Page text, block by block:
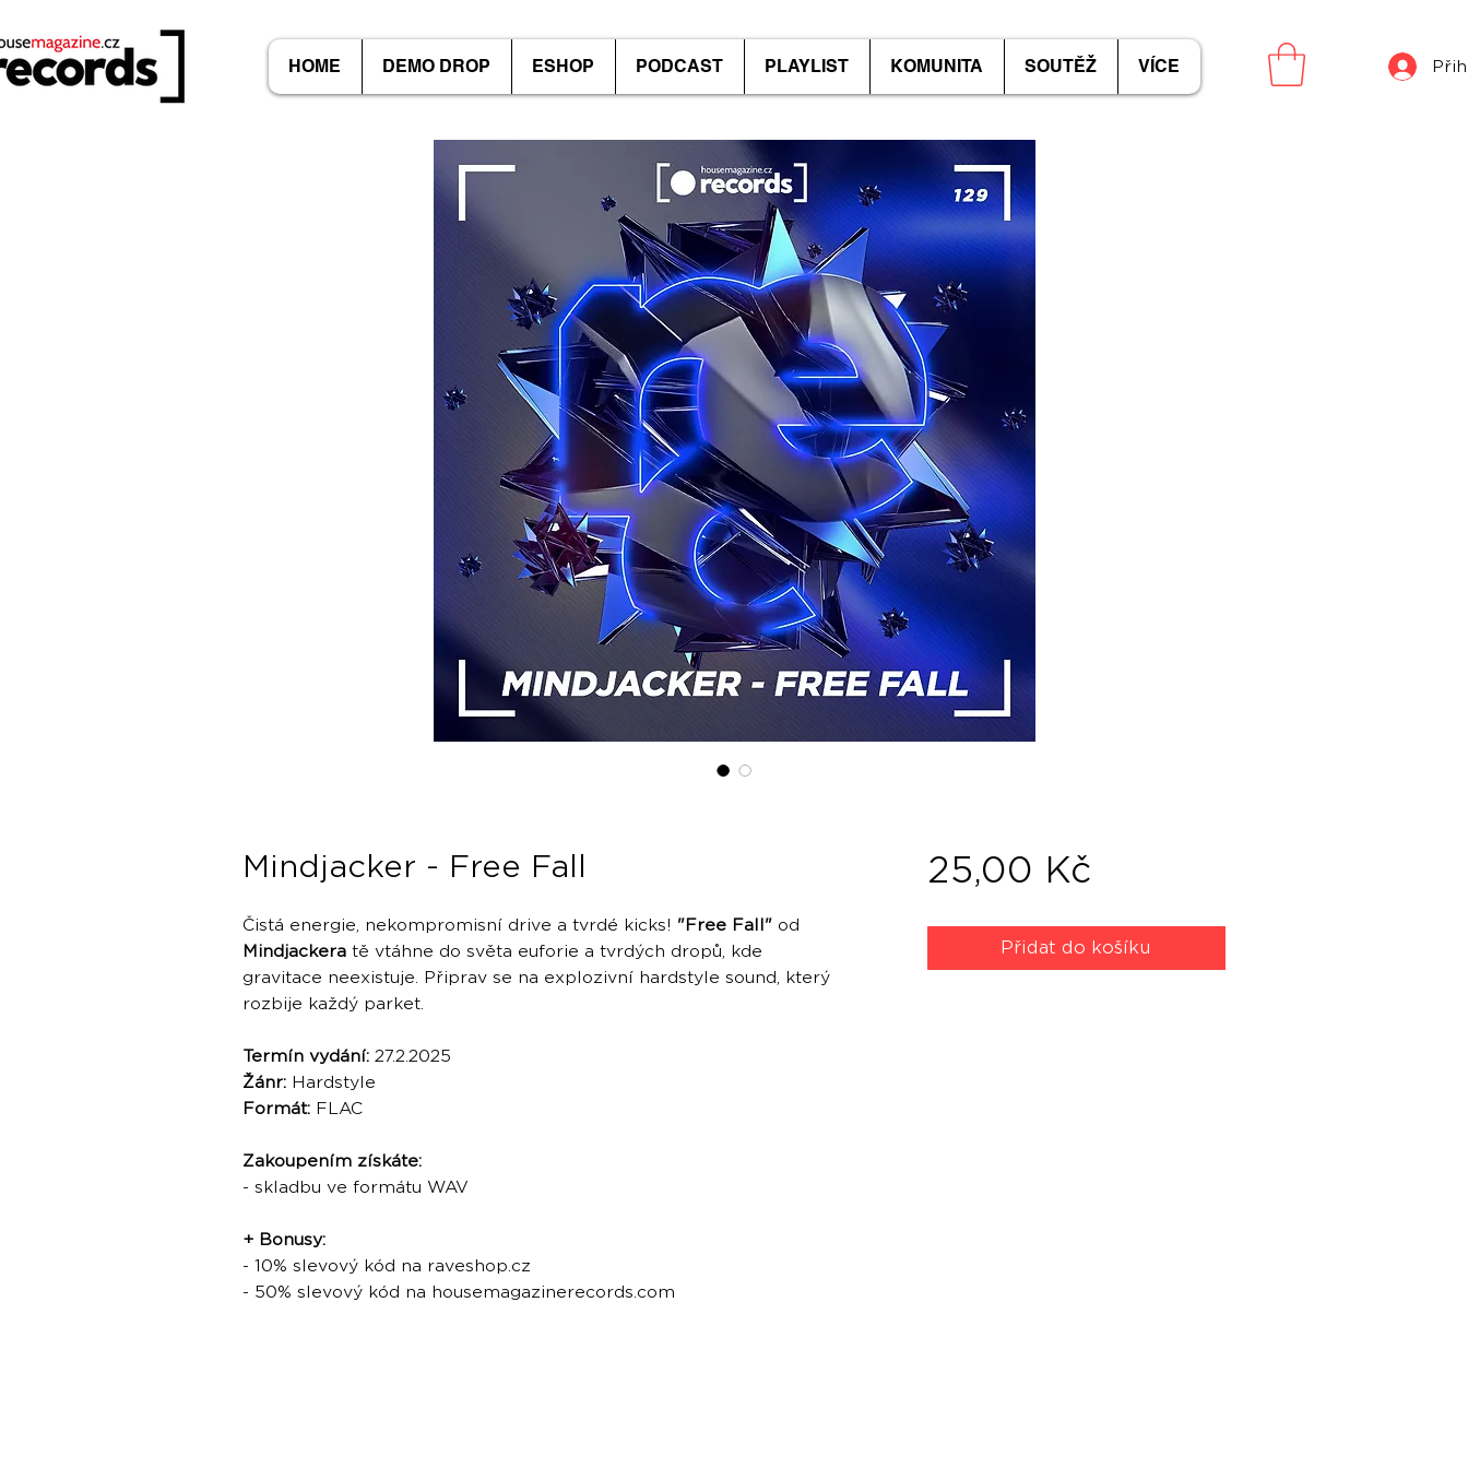
HOME DEMO DROP ESHOP PODCAST PLAYLIST KOMUNITA SOUTĚŽ VÍCE
Mindjacker - Free Fall
Čistá energie, nekompromisní drive a tvrdé kicks! "Free Fall" od
Mindjackera tě vtáhne do světa euforie a tvrdých dropů, kde
gravitace neexistuje. Připrav se na explozivní hardstyle sound, který
rozbije každý parket.
Termín vydání: 27.2.2025
Žánr: Hardstyle
Formát: FLAC
Zakoupením získáte:
- skladbu ve formátu WAV
+ Bonusy:
- 10% slevový kód na raveshop.cz
- 50% slevový kód na housemagazinerecords.com
25,00 KčCena
Přidat do košíku